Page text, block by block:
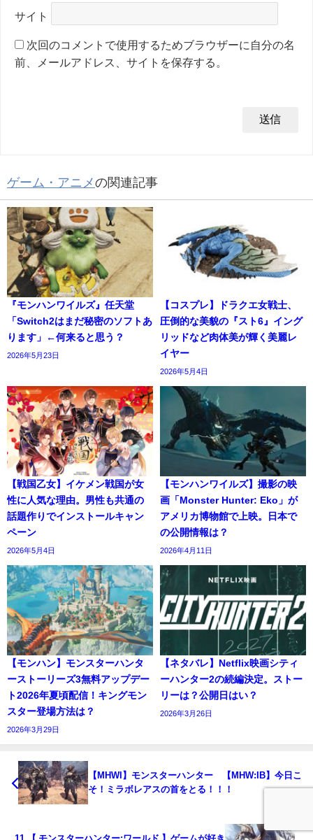
サイト
次回のコメントで使用するためブラウザーに自分の名
前、メールアドレス、サイトを保存する。
ゲーム・アニメの関連記事
『モンハンワイルズ』任天堂
「Switch2はまだ秘密のソフトあ
ります」←何来ると思う？
2026年5月23日
【コスプレ】ドラクエ女戦士、
圧倒的な美貌の『スト6』イング
リッドなど肉体美が輝く美麗レ
イヤー
2026年5月4日
【戦国乙女】イケメン戦国が女
性に人気な理由。男性も共通の
話題作りでインストールキャン
ペーン
2026年5月4日
【モンハンワイルズ】撮影の映
画「Monster Hunter: Eko」が
アメリカ博物館で上映。日本で
の公開情報は？
2026年4月11日
【モンハン】モンスターハンタ
ーストーリーズ3無料アップデー
ト2026年夏頃配信！キングモン
スター登場方法は？
2026年3月29日
【ネタバレ】Netflix映画シティ
ーハンター2の続編決定。ストー
リーは？公開日はい？
2026年3月26日
【MHWI】モンスターハンター 【MHW:IB】今日こ
そ！ミラボレアスの首をとる！！！